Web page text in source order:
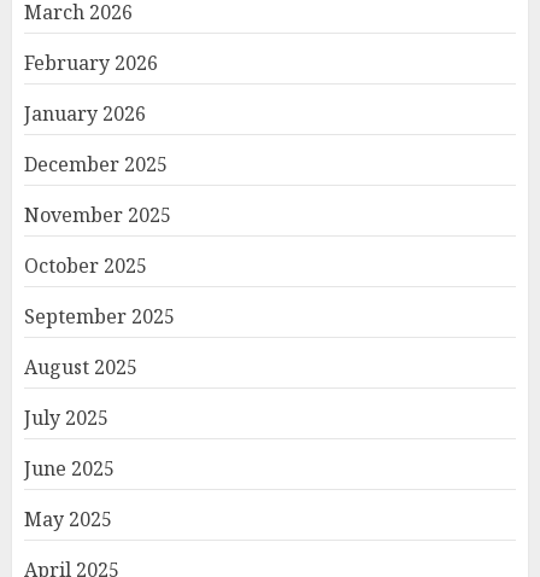
March 2026
February 2026
January 2026
December 2025
November 2025
October 2025
September 2025
August 2025
July 2025
June 2025
May 2025
April 2025